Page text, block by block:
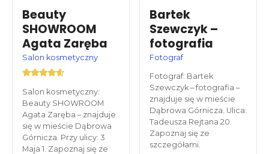
Beauty
SHOWROOM
Agata Zaręba
Salon kosmetyczny
Salon kosmetyczny:
Beauty SHOWROOM
Agata Zaręba – znajduje
się w mieście Dąbrowa
Górnicza. Przy ulicy: 3
Maja 1. Zapoznaj się ze
Bartek
Szewczyk –
fotografia
Fotograf
Fotograf: Bartek
Szewczyk – fotografia –
znajduje się w mieście
Dąbrowa Górnicza. Ulica:
Tadeusza Rejtana 20.
Zapoznaj się ze
szczegółami.